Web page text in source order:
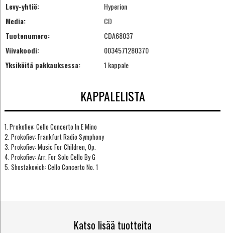
Levy-yhtiö:
Hyperion
Media:
CD
Tuotenumero:
CDA68037
Viivakoodi:
0034571280370
Yksiköitä pakkauksessa:
1 kappale
KAPPALELISTA
1. Prokofiev: Cello Concerto In E Mino
2. Prokofiev: Frankfurt Radio Symphony
3. Prokofiev: Music For Children, Op.
4. Prokofiev: Arr. For Solo Cello By G
5. Shostakovich: Cello Concerto No. 1
Katso lisää tuotteita